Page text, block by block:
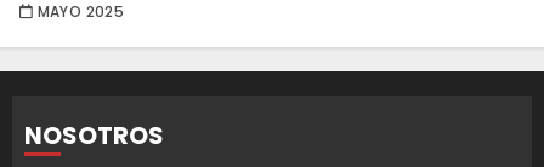
MAYO 2025
NOSOTROS